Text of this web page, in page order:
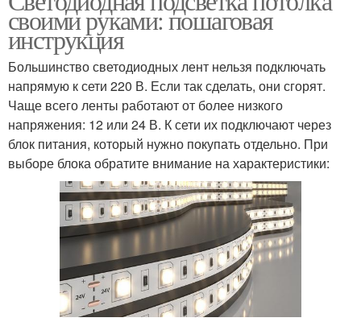
своими руками: пошаговая
инструкция
Большинство светодиодных лент нельзя подключать
напрямую к сети 220 В. Если так сделать, они сгорят.
Чаще всего ленты работают от более низкого
напряжения: 12 или 24 В. К сети их подключают через
блок питания, который нужно покупать отдельно. При
выборе блока обратите внимание на характеристики: